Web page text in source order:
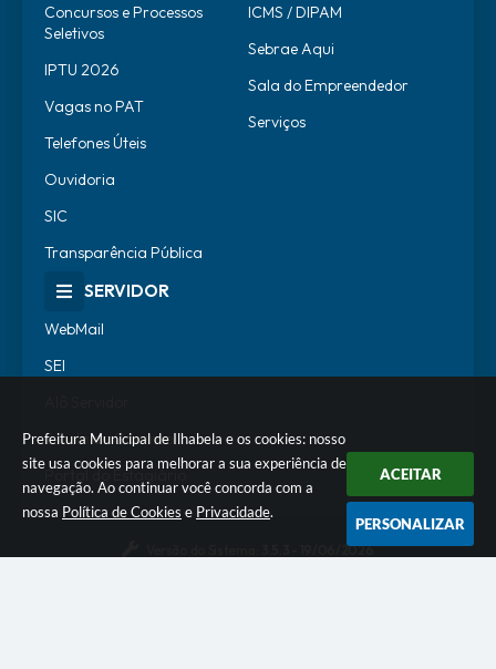
Prefeitura Municipal de Ilhabela e os cookies: nosso
site usa cookies para melhorar a sua experiência de
navegação. Ao continuar você concorda com a
nossa Política de Cookies e Privacidade.
ACEITAR
PERSONALIZAR
Concursos e Processos
Seletivos
IPTU 2026
Vagas no PAT
Telefones Úteis
Ouvidoria
SIC
Transparência Pública
ICMS / DIPAM
Sebrae Aqui
Sala do Empreendedor
Serviços
SERVIDOR
WebMail
SEI
Escola de Governo
Portal do Estagiário
3.5.3 - 19/06/2026